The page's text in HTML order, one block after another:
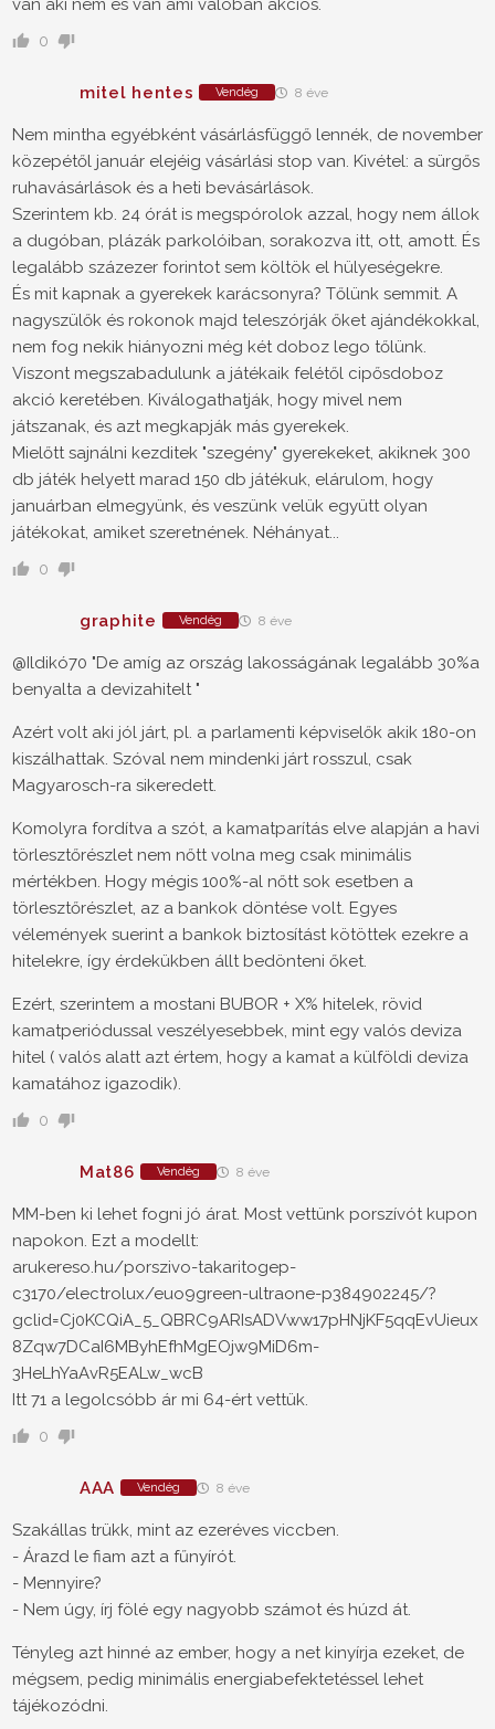
van aki nem és van ami valóban akciós.
0
mitel hentes Vendég 8 éve
Nem mintha egyébként vásárlásfüggő lennék, de november
közepétől január elejéig vásárlási stop van. Kivétel: a sürgős
ruhavásárlások és a heti bevásárlások.
Szerintem kb. 24 órát is megspórolok azzal, hogy nem állok
a dugóban, plázák parkolóiban, sorakozva itt, ott, amott. És
legalább százezer forintot sem költök el hülyeségekre.
És mit kapnak a gyerekek karácsonyra? Tőlünk semmit. A
nagyszülők és rokonok majd teleszórják őket ajándékokkal,
nem fog nekik hiányozni még két doboz lego tőlünk.
Viszont megszabadulunk a játékaik felétől cipősdoboz
akció keretében. Kiválogathatják, hogy mivel nem
játszanak, és azt megkapják más gyerekek.
Mielőtt sajnálni kezditek "szegény" gyerekeket, akiknek 300
db játék helyett marad 150 db játékuk, elárulom, hogy
januárban elmegyünk, és veszünk velük együtt olyan
játékokat, amiket szeretnének. Néhányat...
0
graphite Vendég 8 éve
@Ildikó70 "De amíg az ország lakosságának legalább 30%a
benyalta a devizahitelt "
Azért volt aki jól járt, pl. a parlamenti képviselők akik 180-on
kiszálhattak. Szóval nem mindenki járt rosszul, csak
Magyarosch-ra sikeredett.
Komolyra fordítva a szót, a kamatparítás elve alapján a havi
törlesztőrészlet nem nőtt volna meg csak minimális
mértékben. Hogy mégis 100%-al nőtt sok esetben a
törlesztőrészlet, az a bankok döntése volt. Egyes
vélemények suerint a bankok biztosítást kötöttek ezekre a
hitelekre, így érdekükben állt bedönteni őket.
Ezért, szerintem a mostani BUBOR + X% hitelek, rövid
kamatperiódussal veszélyesebbek, mint egy valós deviza
hitel ( valós alatt azt értem, hogy a kamat a külföldi deviza
kamatához igazodik).
0
Mat86 Vendég 8 éve
MM-ben ki lehet fogni jó árat. Most vettünk porszívót kupon
napokon. Ezt a modellt:
arukereso.hu/porszivo-takaritogep-
c3170/electrolux/euo9green-ultraone-p384902245/?
gclid=Cj0KCQiA_5_QBRC9ARIsADVww17pHNjKF5qqEvUieux
8Zqw7DCaI6MByhEfhMgEOjw9MiD6m-
3HeLhYaAvR5EALw_wcB
Itt 71 a legolcsóbb ár mi 64-ért vettük.
0
AAA Vendég 8 éve
Szakállas trükk, mint az ezeréves viccben.
- Árazd le fiam azt a fűnyírót.
- Mennyire?
- Nem úgy, írj fölé egy nagyobb számot és húzd át.
Tényleg azt hinné az ember, hogy a net kinyírja ezeket, de
mégsem, pedig minimális energiabefektetéssel lehet
tájékozódni.